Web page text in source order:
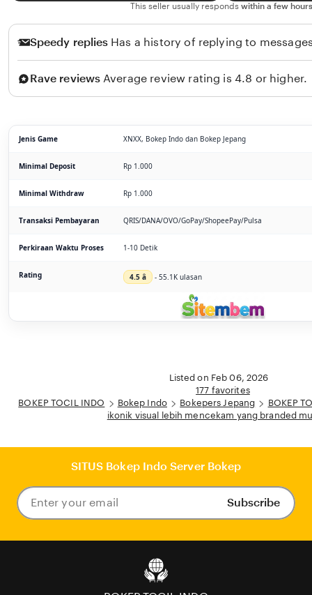
This seller usually responds within a few
Speedy replies Has a history of replying to
Rave reviews Average review rating is 4.8 or higher.
Jenis Game XNXX, Bokep Indo dan Bokep Jepang
Minimal Deposit Rp 1.000
Minimal Withdraw Rp 1.000
Transaksi Pembayaran QRIS/DANA/OVO/GoPay/ShopeePay/Pulsa
Perkiraan Waktu Proses 1-10 Detik
Rating 4.5 â­ - 55.1K ulasan
Listed on Feb 06, 2026
177 favorites
BOKEP TOCIL INDO
Bokep Indo Bokepers Jepang
BOKEP
ikonik visual lebih mencekam yang branded
SITUS Bokep Indo Server Bokep
Enter
your
Subscribe